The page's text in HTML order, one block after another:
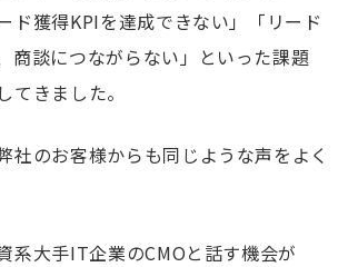
ド獲得KPIを達成できない」「リード
商談につながらない」といった課題
てきました。
社のお客様からも同じような声をよく
系大手IT企業のCMOと話す機会が